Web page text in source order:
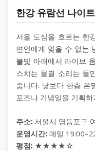
한강 유람선 나이
서울 도심을 흐르는 한
연인에게 잊을 수 없는
불빛 아래에서 라이브
스치는 물결 소리는 둘
줍니다. 낮보다 한층 은
포즈나 기념일을 기획
주소: 서울시 영등포구
운영시간: 매일
평점: ★★★★☆